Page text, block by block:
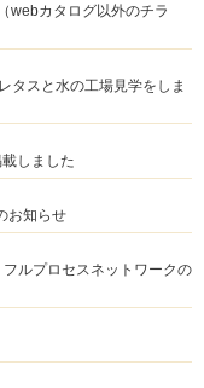
webカタログ以外のチラ
タスと水の工場見学をしま
しました
お知らせ
ルプロセスネットワークの